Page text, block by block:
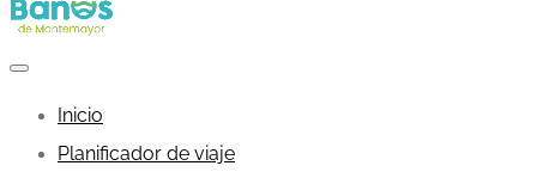
Inicio
Planificador de viaje